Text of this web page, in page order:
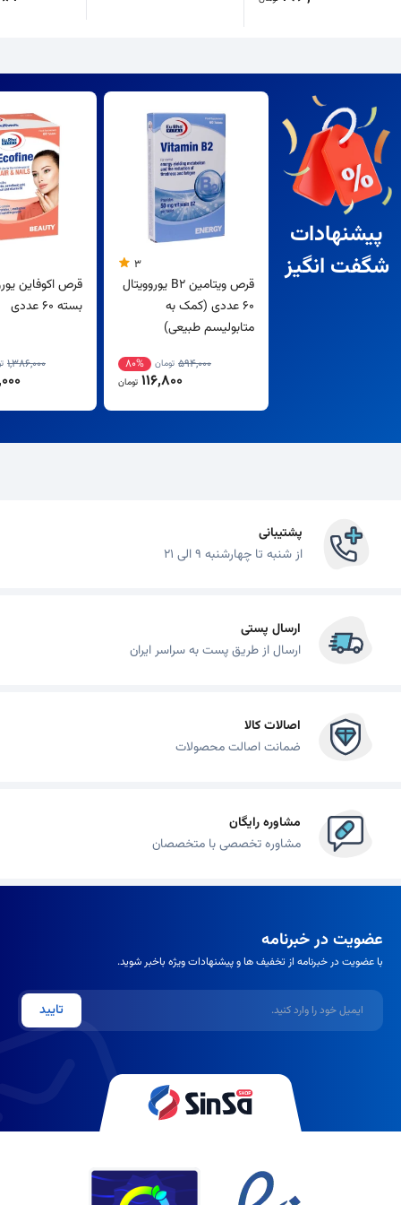
پیشنهادات
شگفت انگیز
3
قرص ویتامین B2 یوروویتال
60 عددی (کمک به
متابولیسم طبیعی)
594,000 تومان 80%
116,800 تومان
قرص اکوفاین
بسته 60 عددی
1,386,000
پشتیبانی
از شنبه تا چهارشنبه 9 الی 21
ارسال پستی
ارسال از طریق پست به سراسر ایران
اصالات کالا
ضمانت اصالت محصولات
مشاوره رایگان
مشاوره تخصصی با متخصصان
عضویت در خبرنامه
با عضویت در خبرنامه از تخفیف ها و پیشنهادات ویژه باخبر شوید.
ایمیل
تایید